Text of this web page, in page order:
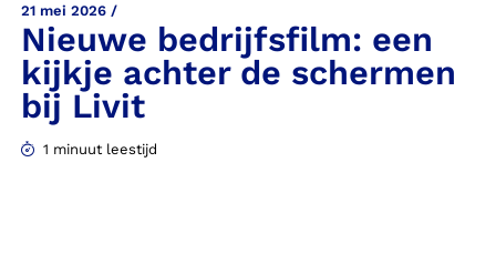
21 mei 2026 /
Nieuwe bedrijfsfilm: een
kijkje achter de schermen
bij Livit
1 minuut leestijd